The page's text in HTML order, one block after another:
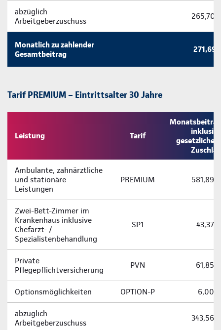
abzüglich
Arbeitgeberzuschuss
265,70
Monatlich zu zahlender
Gesamtbeitrag
271,69
Tarif PREMIUM – Eintrittsalter 30 Jahre
Leistung Tarif
Monatsbeitrag
inklusive
gesetzlichem
Zuschlag
Ambulante, zahnärztliche
und stationäre
Leistungen
PREMIUM 581,89 €
Zwei-­Bett-­Zimmer im
Krankenhaus inklusive
Chefarzt- /
Spezialistenbehandlung
SP1 43,37 €
Private
Pflegepflichtversicherung
PVN 61,85 €
Optionsmöglichkeiten OPTION-P 6,00 €
abzüglich
Arbeitgeberzuschuss
343,56 €